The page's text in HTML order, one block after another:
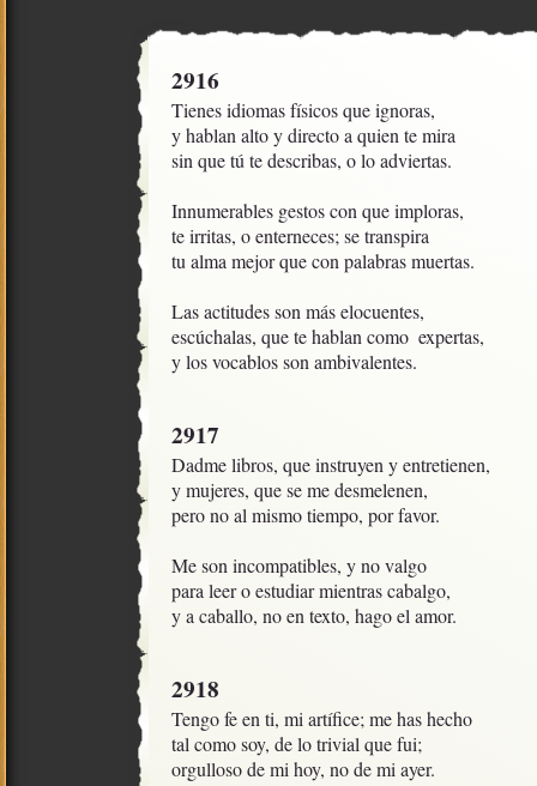
2916
Tienes idiomas físicos que ignoras,
y hablan alto y directo a quien te mira
sin que tú te describas, o lo adviertas.
Innumerables gestos con que imploras,
te irritas, o enterneces; se transpira
tu alma mejor que con palabras muertas.
Las actitudes son más elocuentes,
escúchalas, que te hablan como  expertas,
y los vocablos son ambivalentes.
2917
Dadme libros, que instruyen y entretienen,
y mujeres, que se me desmelenen,
pero no al mismo tiempo, por favor.
Me son incompatibles, y no valgo
para leer o estudiar mientras cabalgo,
y a caballo, no en texto, hago el amor.
2918
Tengo fe en ti, mi artífice; me has hecho
tal como soy, de lo trivial que fui;
orgulloso de mi hoy, no de mi ayer.